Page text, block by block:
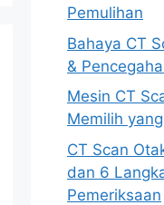
Pemulihan
Bahaya CT
&
Mesin CT
Memilih
CT Scan
dan 6
Pemeriksaan